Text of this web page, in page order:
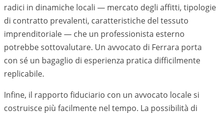
radici in dinamiche locali — mercato degli affitti, tipologie
di contratto prevalenti, caratteristiche del tessuto
imprenditoriale — che un professionista esterno
potrebbe sottovalutare. Un avvocato di Ferrara porta
con sé un bagaglio di esperienza pratica difficilmente
replicabile.
Infine, il rapporto fiduciario con un avvocato locale si
costruisce più facilmente nel tempo. La possibilità di